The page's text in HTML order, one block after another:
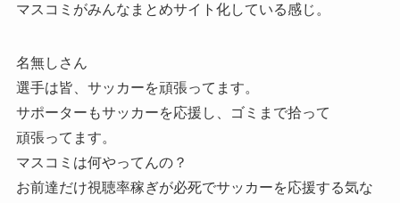
マスコミがみんなまとめサイト化している感じ。
名無しさん
選手は皆、サッカーを頑張ってます。
サポーターもサッカーを応援し、ゴミまで拾って
頑張ってます。
マスコミは何やってんの？
お前達だけ視聴率稼ぎが必死でサッカーを応援する気な